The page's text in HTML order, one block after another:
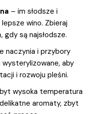
– im słodsze i
wino. Zbieraj
gdy są najsłodsze.
naczynia i przybory
aby
i rozwoju pleśni.
wysoka temperatura
aromaty, zbyt